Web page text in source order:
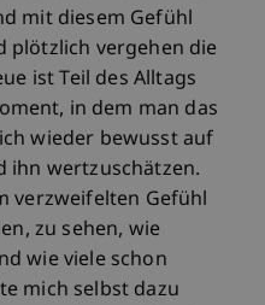
mit diesem Gefühl
plötzlich vergehen die
ist Teil des Alltags
in dem man das
wieder bewusst auf
ihn wertzuschätzen.
verzweifelten Gefühl
zu sehen, wie
wie viele schon
mich selbst dazu